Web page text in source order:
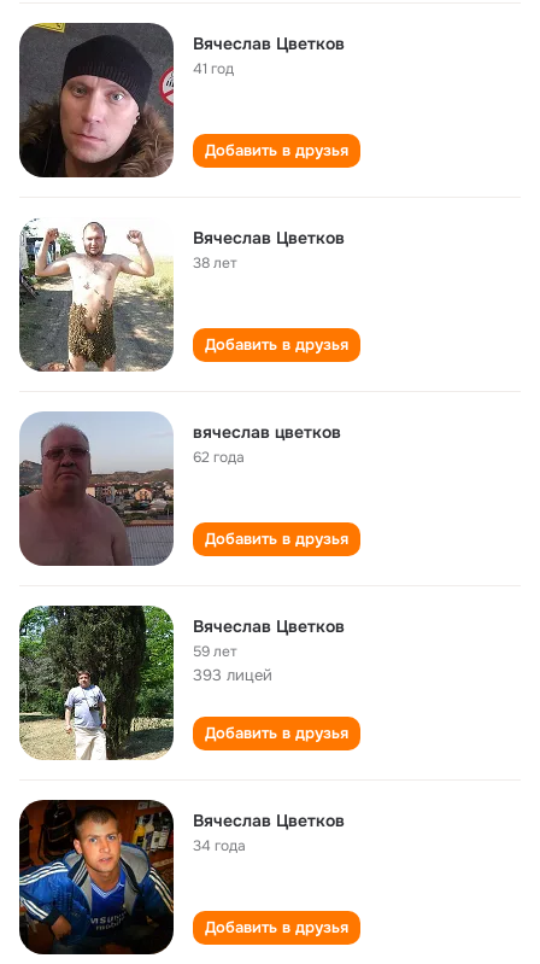
Вячеслав Цветков
41 год
Добавить в друзья
Вячеслав Цветков
38 лет
Добавить в друзья
вячеслав цветков
62 года
Добавить в друзья
Вячеслав Цветков
59 лет
393 лицей
Добавить в друзья
Вячеслав Цветков
34 года
Добавить в друзья